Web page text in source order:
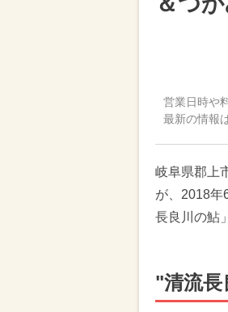
営業日時や
最新の情報
岐阜県郡上
が、2018年
長良川の鮎
"清流長